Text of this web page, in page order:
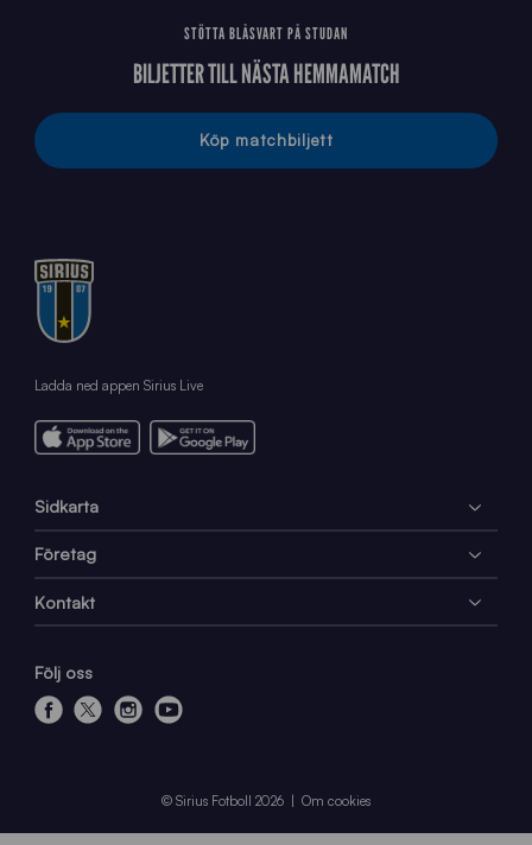
STÖTTA BLÅSVART PÅ STUDAN
BILJETTER TILL NÄSTA HEMMAMATCH
Köp matchbiljett
Ladda ned appen Sirius Live
Sidkarta
Företag
Kontakt
Följ oss
f
x
i
y
t
© Sirius Fotboll 2026 Om cookies